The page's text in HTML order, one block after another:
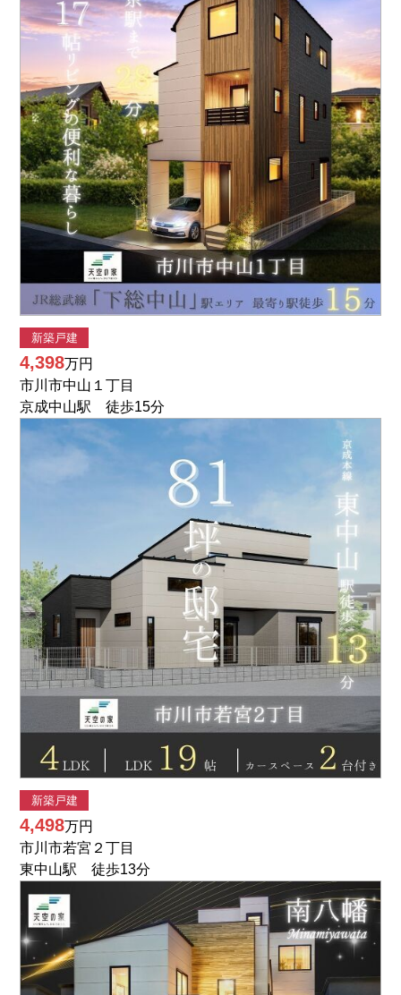
新築戸建
4,398万円
市川市中山１丁目
京成中山駅 徒歩15分
新築戸建
4,498万円
市川市若宮２丁目
東中山駅 徒歩13分